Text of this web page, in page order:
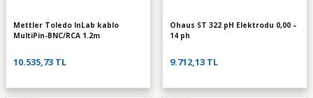
Mettler Toledo InLab kablo
MultiPin-BNC/RCA 1.2m
10.535,73 TL
Ohaus ST 322 pH Elektrodu 0,00 –
14 ph
9.712,13 TL